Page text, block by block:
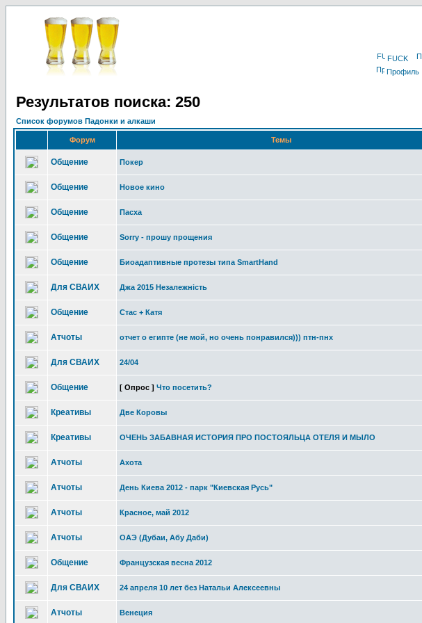
FUCK
Профиль
Результатов поиска: 250
Список форумов Падонки и алкаши
Форум Темы
Общение Покер
Общение Новое кино
Общение Пасха
Общение Sorry - прошу прощения
Общение Биоадаптивные протезы типа SmartHand
Для СВАИХ Джа 2015 Незалежність
Общение Стас + Катя
Атчоты отчет о египте (не мой, но очень понравился))) птн-пнх
Для СВАИХ 24/04
Общение [ Опрос ] Что посетить?
Креативы Две Коровы
Креативы ОЧЕНЬ ЗАБАВНАЯ ИСТОРИЯ ПРО ПОСТОЯЛЬЦА ОТЕЛЯ И МЫЛО
Атчоты Ахота
Атчоты День Киева 2012 - парк "Киевская Русь"
Атчоты Красное, май 2012
Атчоты ОАЭ (Дубаи, Абу Даби)
Общение Французская весна 2012
Для СВАИХ 24 апреля 10 лет без Натальи Алексеевны
Атчоты Венеция